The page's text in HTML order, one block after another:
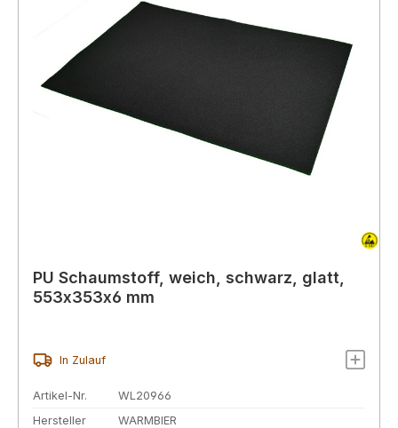
PU Schaumstoff, weich, schwarz, glatt,
553x353x6 mm
In Zulauf
Artikel-Nr.
WL20966
Hersteller
WARMBIER